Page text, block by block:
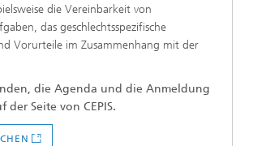
die Vereinbarkeit von
das geschlechtsspezifische
Vorurteile im Zusammenhang mit der
die Agenda und die Anmeldung
der Seite von CEPIS.